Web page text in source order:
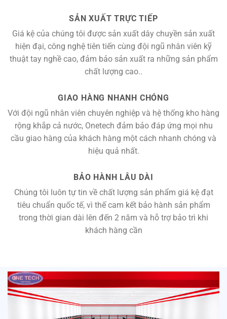
SẢN XUẤT TRỰC TIẾP
Giá kệ của chúng tôi được sản xuất dây chuyền sản xuất
hiện đại, công nghệ tiên tiến cùng đội ngũ nhân viên kỹ
thuật tay nghề cao, đảm bảo sản xuất ra những sản phẩm
chất lượng cao..
GIAO HÀNG NHANH CHÓNG
Với đội ngũ nhân viên chuyên nghiệp và hệ thống kho hàng
rộng khắp cả nước, Onetech đảm bảo đáp ứng mọi nhu
cầu giao hàng của khách hàng một cách nhanh chóng và
hiệu quả nhất.
BẢO HÀNH LÂU DÀI
Chúng tôi luôn tự tin về chất lượng sản phẩm giá kệ đạt
tiêu chuẩn quốc tế, vì thế cam kết bảo hành sản phẩm
trong thời gian dài lên đến 2 năm và hỗ trợ bảo trì khi
khách hàng cần